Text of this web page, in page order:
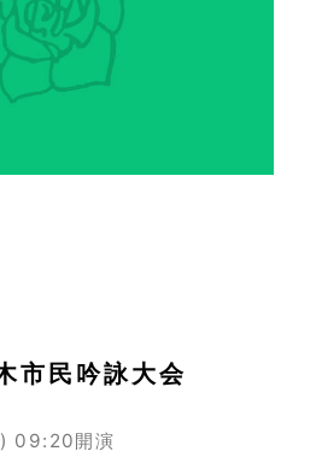
市民吟詠大会
09:20開演